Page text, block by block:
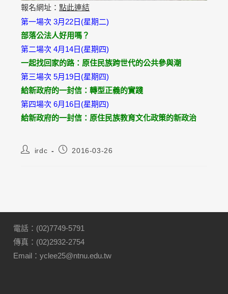
報名網址 ：點此連結
第一場次 3月22日(星期二)
部落公法人好用嗎？
第二場次 4月14日(星期四)
一起找回家的路：原住民族跨世代的公共參與潮
第三場次 5月19日(星期四)
給新政府的一封信：轉型正義的實踐
第四場次 6月16日(星期四)
給新政府的一封信：原住民族教育文化政策的新政治
irdc 2016-03-26
電話：(02)7749-5791
傳真：(02)2932-2754
Email：yclee25@ntnu.edu.tw